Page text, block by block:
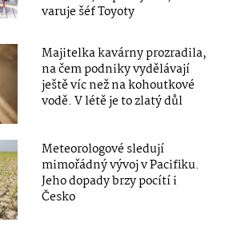
varuje šéf Toyoty
Majitelka kavárny prozradila,
na čem podniky vydělávají
ještě víc než na kohoutkové
vodě. V létě je to zlatý důl
Meteorologové sledují
mimořádný vývoj v Pacifiku.
Jeho dopady brzy pocítí i
Česko